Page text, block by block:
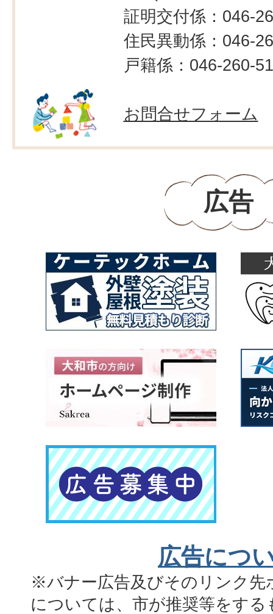
証明交付係：046-
住民異動係：046-
戸籍係：046-260-
お問合せフォーム
広告
広告につ
※バナー広告及びそのリンク先
については、市が推奨等をす